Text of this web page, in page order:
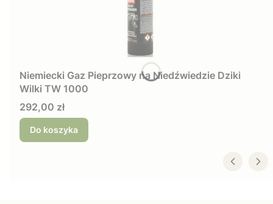
Niemiecki Gaz Pieprzowy na Niedźwiedzie Dziki
Wilki TW 1000
Cena
292,00 zł
Do koszyka